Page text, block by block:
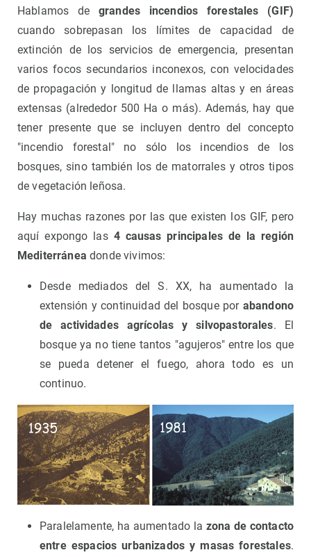
Hablamos de grandes incendios forestales (GIF)
cuando sobrepasan los límites de capacidad de
extinción de los servicios de emergencia, presentan
varios focos secundarios inconexos, con velocidades
de propagación y longitud de llamas altas y en áreas
extensas (alrededor 500 Ha o más). Además, hay que
tener presente que se incluyen dentro del concepto
"incendio forestal" no sólo los incendios de los
bosques, sino también los de matorrales y otros tipos
de vegetación leñosa.
Hay muchas razones por las que existen los GIF, pero
aquí expongo las 4 causas principales de la región
Mediterránea donde vivimos:
Desde mediados del S. XX, ha aumentado la
extensión y continuidad del bosque por abandono
de actividades agrícolas y silvopastorales. El
bosque ya no tiene tantos "agujeros" entre los que
se pueda detener el fuego, ahora todo es un
continuo.
Paralelamente, ha aumentado la zona de contacto
entre espacios urbanizados y masas forestales.